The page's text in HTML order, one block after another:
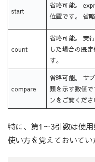
start
省略可能。
位置です。 省
count
省略可能。 実
した場合の既
す。
compare
省略可能。 サ
類を示す数値
ンをご覧くださ
特に、第1～3引数は使
使い方を覚えておいてい